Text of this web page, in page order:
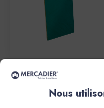
Mercadier
Couleur LITTLE SISTER -
Nous